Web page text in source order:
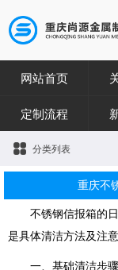
网站首页
定制流程
分类列表
重庆不
不锈钢信报箱的
是具体清洁方法及注意
一、基础清洁步骤